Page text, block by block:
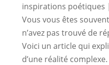
inspirations poétiques
Vous vous êtes
n’avez pas trouvé de
Voici un article qui
d’une réalité